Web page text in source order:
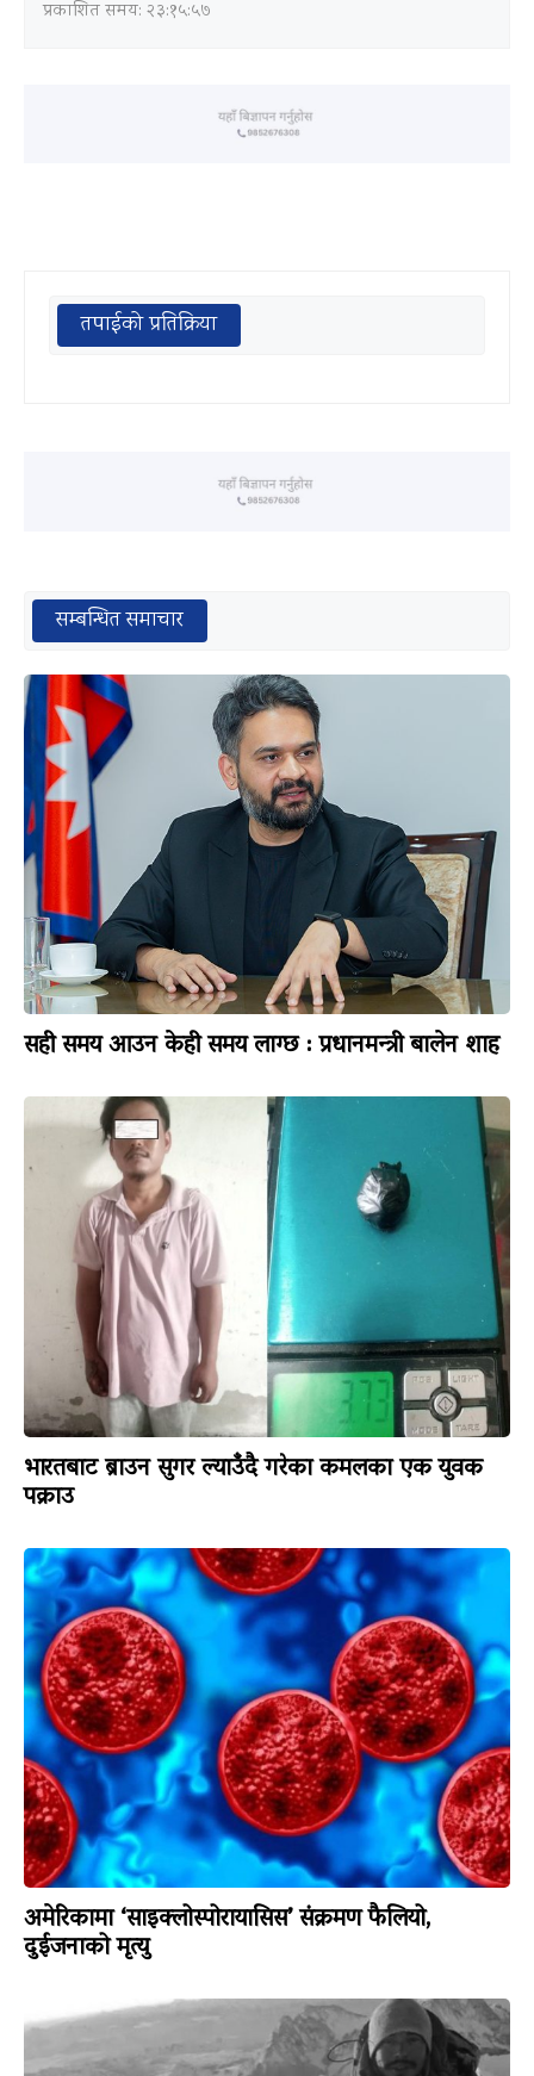
प्रकाशित समय: २३:१५:५७
तपाईको प्रतिक्रिया
सम्बन्धित समाचार
सही समय आउन केही समय लाग्छ : प्रधानमन्त्री बालेन शाह
भारतबाट ब्राउन सुगर ल्याउँदै गरेका कमलका एक युवक
पक्राउ
अमेरिकामा ‘साइक्लोस्पोरायासिस’ संक्रमण फैलियो,
दुईजनाको मृत्यु